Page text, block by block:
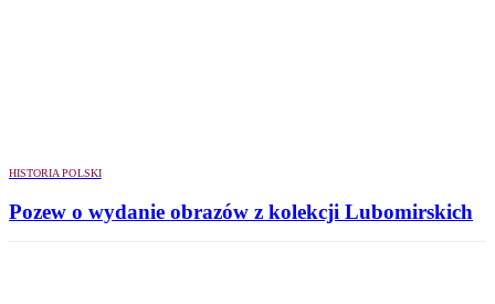
HISTORIA POLSKI
Pozew o wydanie obrazów z kolekcji Lubomirskich